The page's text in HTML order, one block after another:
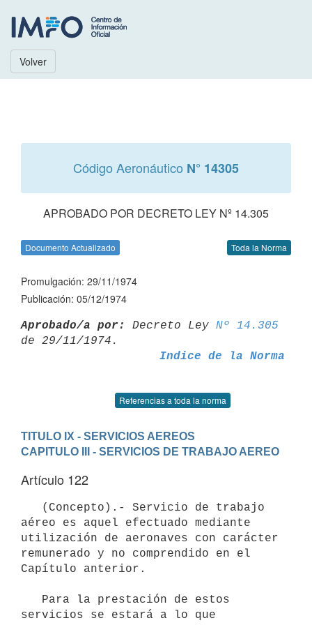
Volver
Código Aeronáutico N° 14305
APROBADO POR DECRETO LEY Nº 14.305
Documento Actualizado Toda la Norma
Promulgación: 29/11/1974
Publicación: 05/12/1974
Aprobado/a por: Decreto Ley Nº 14.305
Indice de la Norma
Referencias a toda la norma
TITULO IX - SERVICIOS AEREOS
CAPITULO III - SERVICIOS DE TRABAJO AEREO
Artículo 122
aéreo es aquel efectuado mediante
utilización de aeronaves con carácter
remunerado y no comprendido en el
Capítulo anterior.
servicios se estará a lo que